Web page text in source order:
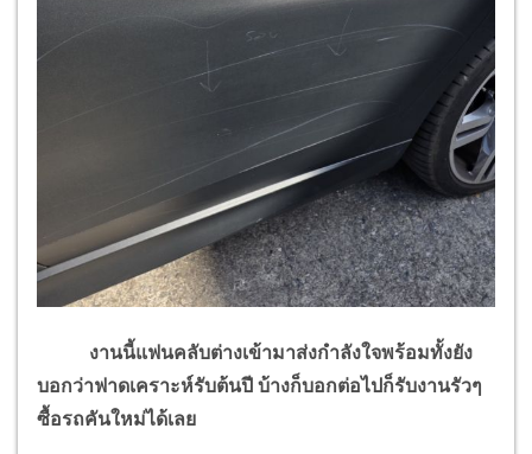
งานนี้แฟนคลับต่างเข้ามาส่งกำลังใจพร้อมทั้งยัง
บอกว่าฟาดเคราะห์รับต้นปี บ้างก็บอกต่อไปก็รับงานรัวๆ
ซื้อรถคันใหม่ได้เลย